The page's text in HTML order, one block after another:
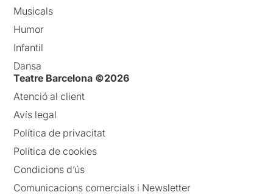
Musicals
Humor
Infantil
Dansa
Teatre Barcelona ©2026
Atenció al client
Avís legal
Política de privacitat
Política de cookies
Condicions d’ús
Comunicacions comercials i Newsletter